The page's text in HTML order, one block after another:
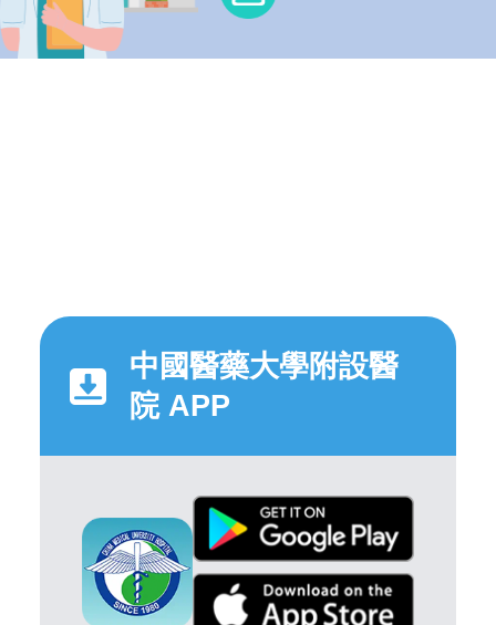
中國醫藥大學附設醫
院 APP